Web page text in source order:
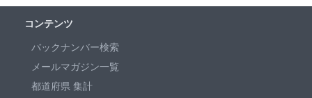
コンテンツ
バックナンバー検索
メールマガジン一覧
都道府県 集計